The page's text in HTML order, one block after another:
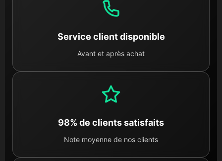
Service client disponible
Avant et après achat
98% de clients satisfaits
Note moyenne de nos clients